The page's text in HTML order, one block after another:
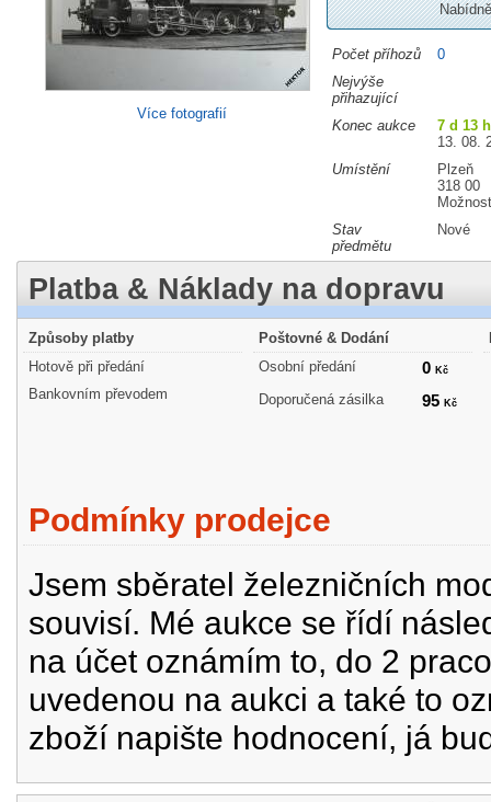
Více fotografií
Počet příhozů
0
Nejvýše
přihazující
Konec aukce
7 d 13
13. 08.
Umístění
Plzeň
318 00
Stav
předmětu
Nové
Platba & Náklady na dopravu
Způsoby platby
Hotově při předání
Bankovním převodem
Poštovné & Dodání
Osobní předání
0 Kč
Doporučená zásilka 95 Kč
Podmínky prodejce
Jsem sběratel železničních
souvisí. Mé aukce se řídí
na účet oznámím to, do 2
uvedenou na aukci a také to
zboží napište hodnocení, já